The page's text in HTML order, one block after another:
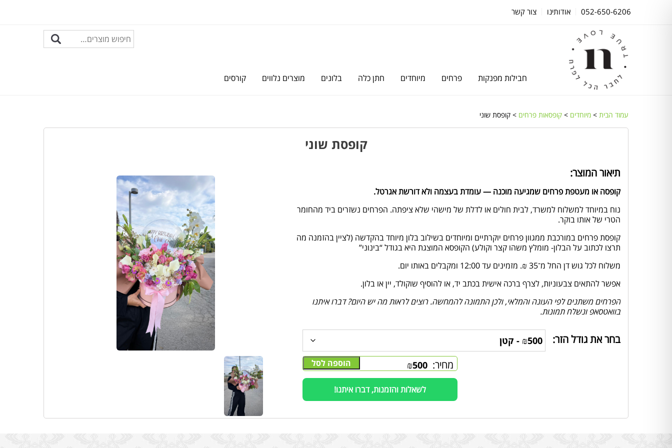
052-650-6206 אודותינו צור קשר
חבילות מפנקות פרחים מיוחדים חתן כלה בלונים מוצרים נלווים קורסים
עמוד הבית > מיוחדים > קופסאות פרחים > קופסת שוני
קופסת שוני
תיאור המוצר:
קופסה או מעטפת פרחים שמגיעה מוכנה — עומדת בעצמה ולא דורשת אגרטל.
נוח במיוחד למשלוח למשרד, לבית חולים או לדלת של מישהי שלא ציפתה. הפרחים נשזרים ביד מהחומר
הטרי של אותו בוקר.
קופסת פרחים במורכבת ממגוון פרחים יוקרתיים ומיוחדים בשילוב בלון מיוחד בהקדשה (לציין בהזמנה מה
תרצו לכתוב על הבלון- מומלץ משהו קצר וקולע) הקופסא המוצגת היא בגודל “בינוני”
משלוח לכל גוש דן החל מ־35 ₪. מזמינים עד 12:00 ומקבלים באותו יום.
אפשר להתאים צבעוניות, לצרף ברכה אישית בכתב יד, או להוסיף שוקולד, יין או בלון.
הפרחים משתנים לפי העונה והמלאי, ולכן התמונה להמחשה. רוצים לראות מה יש היום? דברו איתנו
בוואטסאפ ונשלח תמונות.
בחר את גודל הזר:
מחיר:
₪500 הוספה לסל
לשאלות והזמנות, דברו איתנו!